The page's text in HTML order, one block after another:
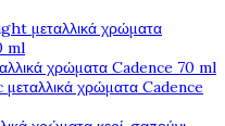
μεταλλικά χρώματα
ml
χρώματα Cadence 70 ml
χρώματα Cadence